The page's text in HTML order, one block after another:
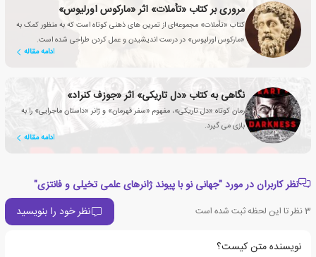
مروری بر کتاب «تأملات» اثر «مارکوس اورلیوس»
کتاب «تأملات» مجموعه‌ای از تمرین های ذهنی کوتاه است که به منظور کمک به
«مارکوس اورلیوس» در درست اندیشیدن و عمل کردن طراحی شده است.
ادامه مقاله
نگاهی به کتاب «دل تاریکی» اثر «جوزف کنراد»
رمان کوتاه «دل تاریکی»، مفهوم «سفر قهرمان» و ژانر «داستان ماجرایی» را به
بازی می گیرد.
ادامه مقاله
نظر کاربران در مورد "جهانی نو با پیوند ژانرهای علمی تخیلی و فانتزی"
3نظر تا این لحظه ثبت شده است نظر خود را بنویسید
نویسنده متن کیست؟